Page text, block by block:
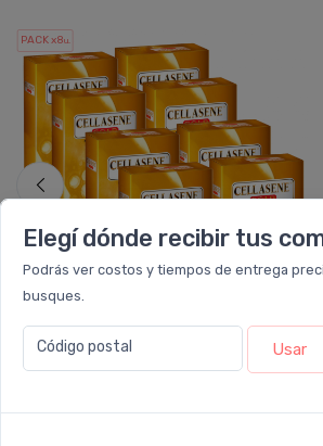
Elegí dónde recibir tus
Podrás ver costos y tiempos de entrega
busques.
Código postal Usar
PACK x8u.
$1.199.990